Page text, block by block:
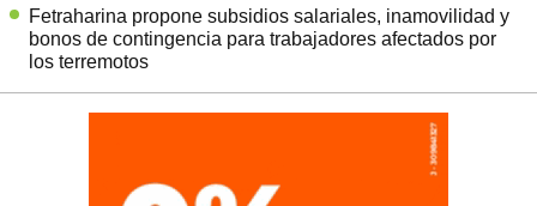
Fetraharina propone subsidios salariales, inamovilidad y
bonos de contingencia para trabajadores afectados por
los terremotos